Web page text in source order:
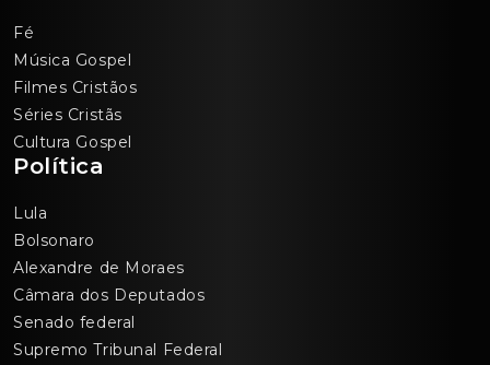
Fé
Música Gospel
Filmes Cristãos
Séries Cristãs
Cultura Gospel
Política
Lula
Bolsonaro
Alexandre de Moraes
Câmara dos Deputados
Senado federal
Supremo Tribunal Federal